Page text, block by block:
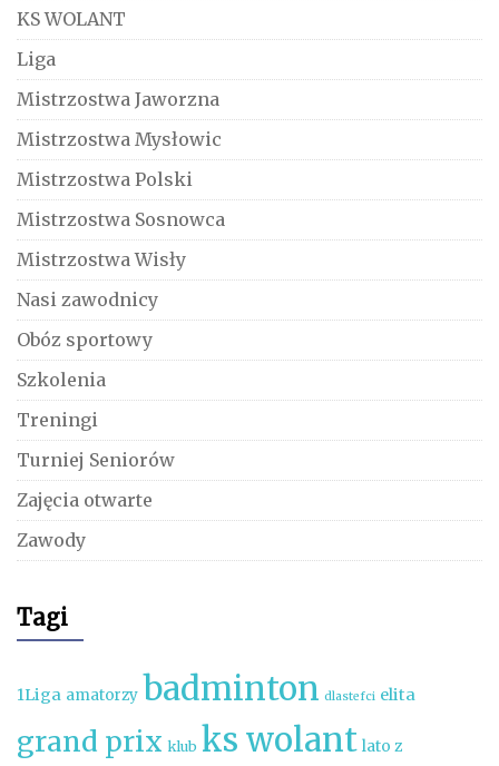
KS WOLANT
Liga
Mistrzostwa Jaworzna
Mistrzostwa Mysłowic
Mistrzostwa Polski
Mistrzostwa Sosnowca
Mistrzostwa Wisły
Nasi zawodnicy
Obóz sportowy
Szkolenia
Treningi
Turniej Seniorów
Zajęcia otwarte
Zawody
Tagi
1Liga amatorzy badminton dlastefci elita
grand prix klub ks wolant lato z